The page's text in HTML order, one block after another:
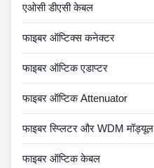
एओसी डीएसी केबल
फाइबर ऑप्टिक्स कनेक्टर
फाइबर ऑप्टिक एडाप्टर
फाइबर ऑप्टिक Attenuator
फाइबर स्प्लिटर और WDM मॉड्यूल
फाइबर ऑप्टिक केबल